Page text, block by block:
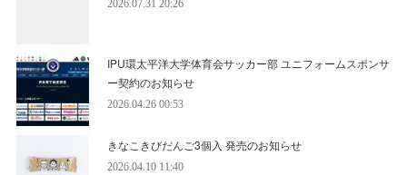
2026.07.31 20:26
IPU環太平洋大学体育会サッカー部 ユニフォームスポンサ
ー契約のお知らせ
2026.04.26 00:53
きなこきびだんご3個入 発売のお知らせ
2026.04.10 11:40